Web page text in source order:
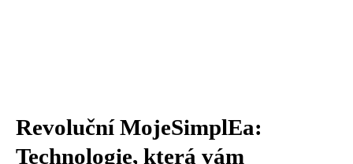
Revoluční MojeSimplEa:
Technologie, která vám